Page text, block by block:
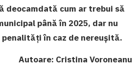
deocamdată cum ar trebui să
până în 2025, dar nu
în caz de nereușită.
Autoare: Cristina Voroneanu